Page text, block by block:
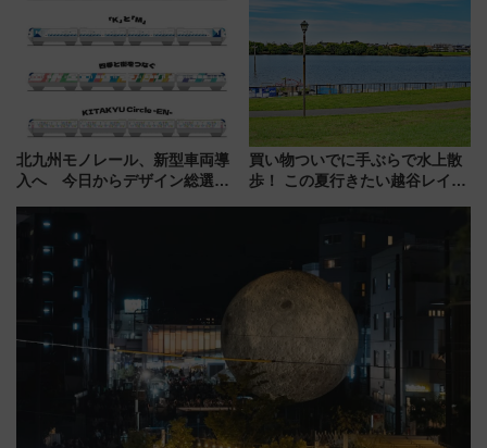
と料金・アクセスを徹底解説
（札幌市）
定1万5000枚】
北九州モノレール、新型車両導
入へ 今日からデザイン総選挙
買い物ついでに手ぶらで水上散
歩！ この夏行きたい越谷レイク